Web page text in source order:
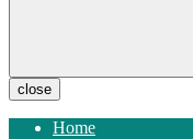
close
Home